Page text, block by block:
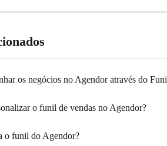
os negócios no Agendor através do
o funil de vendas no Agendor?
o funil do Agendor?